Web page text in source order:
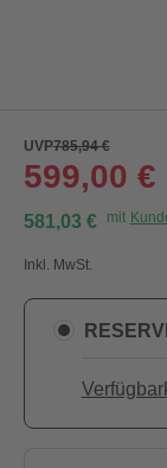
UVP785,94 €
599,00 €
581,03 € mit
Inkl. MwSt.